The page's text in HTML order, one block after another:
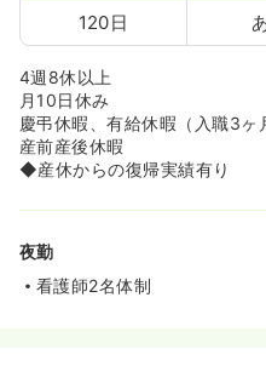
120日
4週8休以上
月10日休み
慶弔休暇、有給休暇（入職3ヶ
産前産後休暇
◆産休からの復帰実績有り
夜勤
看護師2名体制